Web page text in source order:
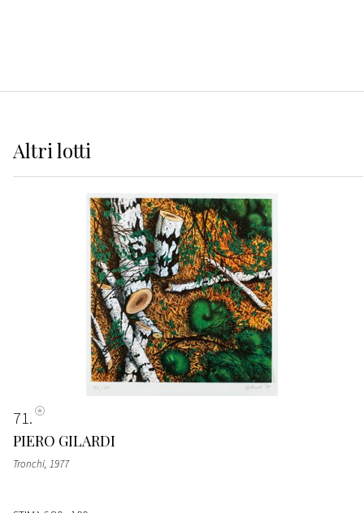
Altrilotti
71
PIERO GILARDI
Tronchi, 1977